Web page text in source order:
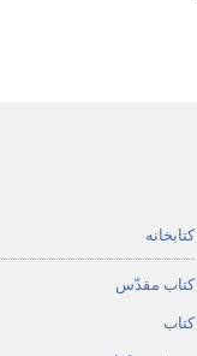
کتابخانه
کتاب مقدّس
کتاب